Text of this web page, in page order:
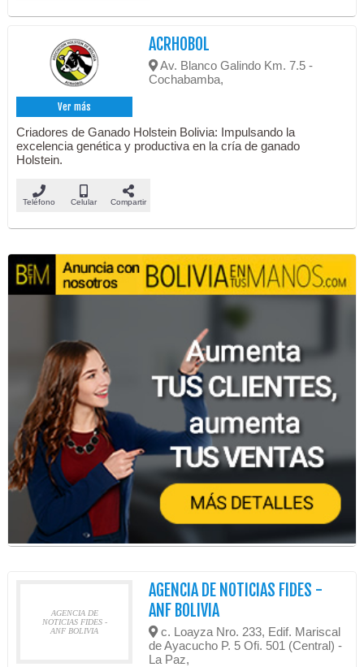
Ver más
ACRHOBOL
Av. Blanco Galindo Km. 7.5 -
Cochabamba,
Criadores de Ganado Holstein Bolivia: Impulsando la
excelencia genética y productiva en la cría de ganado
Holstein.
Teléfono Celular Compartir
AGENCIA DE
NOTICIAS FIDES -
ANF BOLIVIA
AGENCIA DE NOTICIAS FIDES -
ANF BOLIVIA
c. Loayza Nro. 233, Edif. Mariscal
de Ayacucho P. 5 Ofi. 501 (Central) -
La Paz,